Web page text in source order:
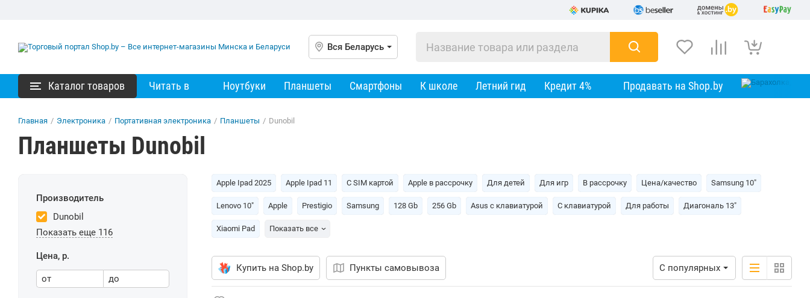
Вся Беларусь
Каталог товаров Читать в Ноутбуки Планшеты Смартфоны К школе Летний гид Кредит 4% Продавать на Shop.by
Главная / Электроника / Портативная электроника / Планшеты / Dunobil
Планшеты Dunobil
Производитель
Dunobil
Показать еще 116
Цена, р.
от до
Apple Ipad 2025 Apple Ipad 11 С SIM картой Apple в рассрочку Для детей Для игр В рассрочку Цена/качество Samsung 10"
Lenovo 10" Apple Prestigio Samsung 128 Gb 256 Gb Asus c клавиатурой С клавиатурой Для работы Диагональ 13"
Xiaomi Pad Показать все
Купить на Shop.by Пункты самовывоза С популярных